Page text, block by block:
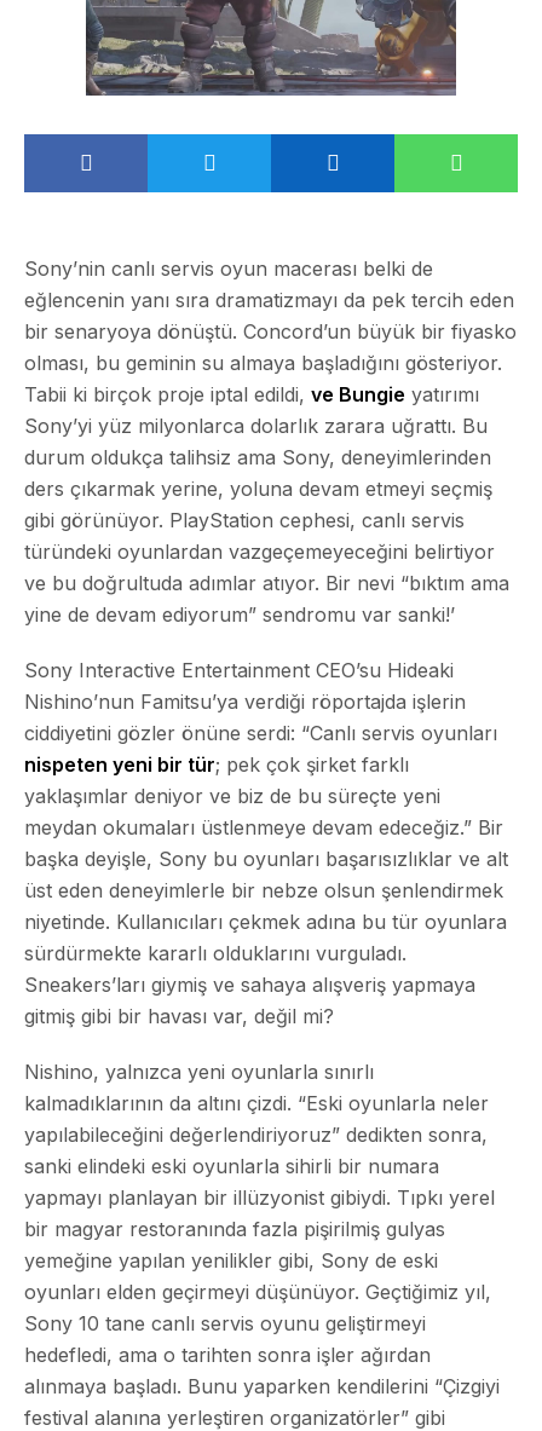
Sony’nin canlı servis oyun macerası belki de
eğlencenin yanı sıra dramatizmayı da pek tercih eden
bir senaryoya dönüştü. Concord’un büyük bir fiyasko
olması, bu geminin su almaya başladığını gösteriyor.
Tabii ki birçok proje iptal edildi, ve Bungie yatırımı
Sony’yi yüz milyonlarca dolarlık zarara uğrattı. Bu
durum oldukça talihsiz ama Sony, deneyimlerinden
ders çıkarmak yerine, yoluna devam etmeyi seçmiş
gibi görünüyor. PlayStation cephesi, canlı servis
türündeki oyunlardan vazgeçemeyeceğini belirtiyor
ve bu doğrultuda adımlar atıyor. Bir nevi “bıktım ama
yine de devam ediyorum” sendromu var sanki!’
Sony Interactive Entertainment CEO’su Hideaki
Nishino’nun Famitsu’ya verdiği röportajda işlerin
ciddiyetini gözler önüne serdi: “Canlı servis oyunları
nispeten yeni bir tür; pek çok şirket farklı
yaklaşımlar deniyor ve biz de bu süreçte yeni
meydan okumaları üstlenmeye devam edeceğiz.” Bir
başka deyişle, Sony bu oyunları başarısızlıklar ve alt
üst eden deneyimlerle bir nebze olsun şenlendirmek
niyetinde. Kullanıcıları çekmek adına bu tür oyunlara
sürdürmekte kararlı olduklarını vurguladı.
Sneakers’ları giymiş ve sahaya alışveriş yapmaya
gitmiş gibi bir havası var, değil mi?
Nishino, yalnızca yeni oyunlarla sınırlı
kalmadıklarının da altını çizdi. “Eski oyunlarla neler
yapılabileceğini değerlendiriyoruz” dedikten sonra,
sanki elindeki eski oyunlarla sihirli bir numara
yapmayı planlayan bir illüzyonist gibiydi. Tıpkı yerel
bir magyar restoranında fazla pişirilmiş gulyas
yemeğine yapılan yenilikler gibi, Sony de eski
oyunları elden geçirmeyi düşünüyor. Geçtiğimiz yıl,
Sony 10 tane canlı servis oyunu geliştirmeyi
hedefledi, ama o tarihten sonra işler ağırdan
alınmaya başladı. Bunu yaparken kendilerini “Çizgiyi
festival alanına yerleştiren organizatörler” gibi